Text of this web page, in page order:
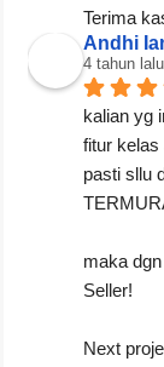
Terima
Andhi
4 tahun lalu
kalian yg
fitur kelas
pasti sllu
maka
Seller!
Next